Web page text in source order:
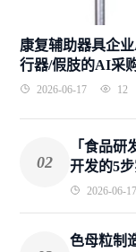
康复辅助器具企
行器/假肢的AI采
2026-06-17 12
02
「食品
开发的5步
2026-06-17
色母粒制